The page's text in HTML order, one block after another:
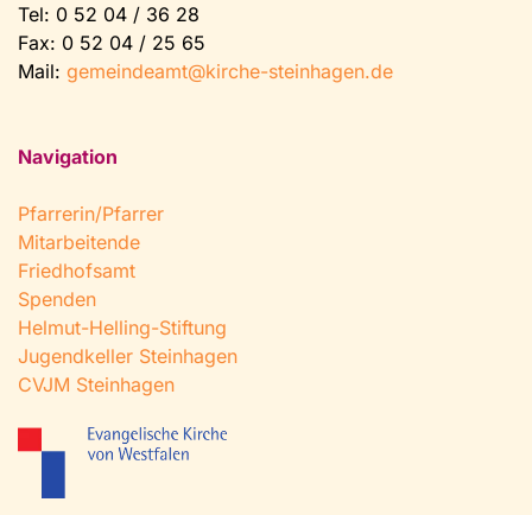
Tel: 0 52 04 / 36 28
Fax: 0 52 04 / 25 65
Mail: gemeindeamt@kirche-steinhagen.de
Navigation
Pfarrerin/Pfarrer
Mitarbeitende
Friedhofsamt
Spenden
Helmut-Helling-Stiftung
Jugendkeller Steinhagen
CVJM Steinhagen